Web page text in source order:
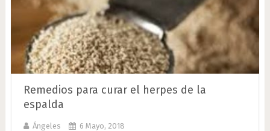
Remedios para curar el herpes de la
espalda
Ángeles 6 Mayo, 2018